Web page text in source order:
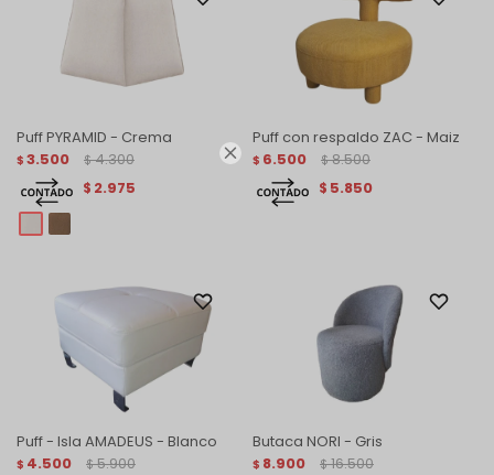

Puff PYRAMID - Crema
$ 3.500 $ 4.300
$ 2.975
Puff con respaldo ZAC - Maiz
$ 6.500 $ 8.500
$ 5.850
Puff - Isla AMADEUS - Blanco
$ 4.500 $ 5.900
Butaca NORI - Gris
$ 8.900 $ 16.500